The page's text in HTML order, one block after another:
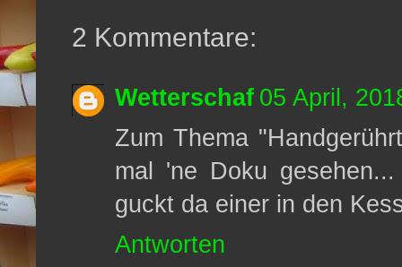
2 Kommentare:
Wetterschaf 05 April,
Zum Thema
mal 'ne Doku
guckt da einer in den
Antworten